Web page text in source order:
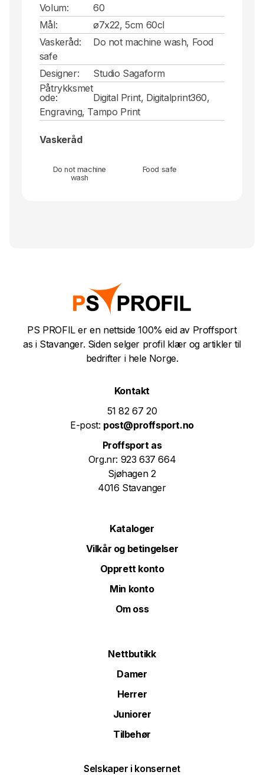
Volum:
60
Mål:
ø7x22, 5cm 60cl
Vaskeråd:
Do not machine wash, Food
safe
Designer:
Studio Sagaform
Påtrykksmet
ode:
Digital Print, Digitalprint360,
Engraving, Tampo Print
Vaskeråd
Do not machine
wash
Food safe
PS PROFIL er en nettside 100% eid av Proffsport
as i Stavanger. Siden selger profil klær og artikler til
bedrifter i hele Norge.
Kontakt
51 82 67 20
E-post: post@proffsport.no
Proffsport as
Org.nr: 923 637 664
Sjøhagen 2
4016 Stavanger
Kataloger
Vilkår og betingelser
Opprett konto
Min konto
Om oss
Nettbutikk
Damer
Herrer
Juniorer
Tilbehør
Selskaper i konsernet